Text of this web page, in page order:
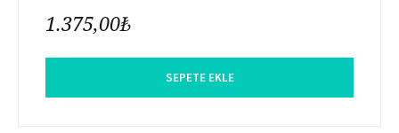
1.375,00₺
SEPETE EKLE